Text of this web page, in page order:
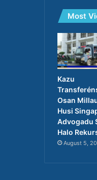
Most
Kazu
Osan
Husi
Advogadu
Halo
August 5,